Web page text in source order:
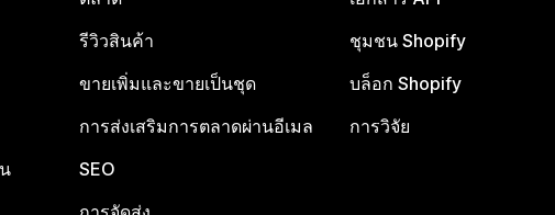
รีวิวสินค้า
ขายเพิ่มและขายเป็นชุด
การส่งเสริมการตลาดผ่านอีเมล
SEO
ชุมชน Shopify
บล็อก Shopify
การวิจัย